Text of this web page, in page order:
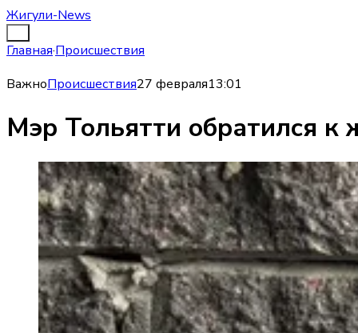
Жигули-News
Главная·Происшествия
ВажноПроисшествия27 февраля13:01
Мэр Тольятти обратился к